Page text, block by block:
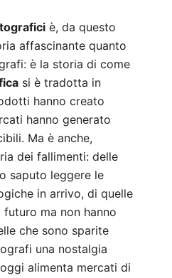
è, da questo
affascinante quanto
è la storia di come
si è tradotta in
hanno creato
hanno generato
Ma è anche,
dei fallimenti: delle
saputo leggere le
in arrivo, di quelle
ma non hanno
che sono sparite
una nostalgia
alimenta mercati di